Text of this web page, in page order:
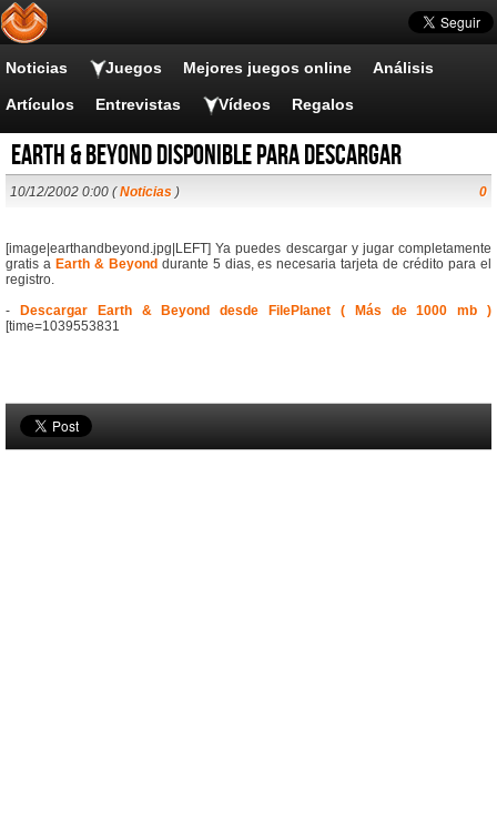
Noticias Juegos Mejores juegos online Análisis
Artículos Entrevistas Vídeos Regalos
Earth & Beyond disponible para descargar
10/12/2002 0:00 (Noticias ) 0
[image|earthandbeyond.jpg|LEFT] Ya puedes descargar y jugar completamente
gratis a Earth & Beyond durante 5 dias, es necesaria tarjeta de crédito para el
registro.
-
Descargar Earth & Beyond desde FilePlanet ( Más de 1000 mb )
[time=1039553831